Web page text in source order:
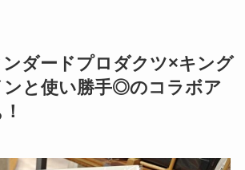
ダードプロダクツ×キング
ンと使い勝手◎のコラボア